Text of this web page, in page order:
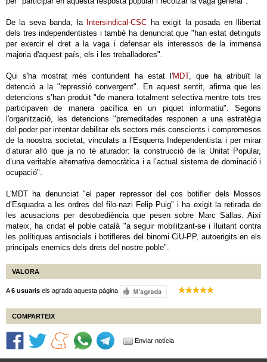
De la seva banda, laIntersindical-CSC ha exigit la posada en llibertat
dels tres independentistes i també ha denunciat que "han estat detinguts
per exercir el dret a la vaga i defensar els interessos de la immensa
majoria d'aquest país, els i les treballadores".
Qui s'ha mostrat més contundent ha estat l'MDT, que ha atribuït la
detenció a la "repressió convergent". En aquest sentit, afirma que les
detencions s’han produit "de manera totalment selectiva mentre tots tres
participaven de manera pacífica en un piquet informatiu". Segons
l'organització, les detencions "premeditades responen a una estratègia
del poder per intentar debilitar els sectors més conscients i compromesos
de la noostra societat, vinculats a l’Esquerra Independentista i per mirar
d’aturar allò que ja no té aturador: la construcció de la Unitat Popular,
d’una veritable alternativa democràtica i a l’actual sistema de dominació i
ocupació".
L'MDT ha denunciat "el paper repressor del cos botifler dels Mossos
d’Esquadra a les ordres del filo-nazi Felip Puig" i ha exigit la retirada de
les acusacions per desobediència que pesen sobre Marc Sallas. Així
mateix, ha cridat el poble català "a seguir mobilitzant-se i lluitant contra
les polítiques antisocials i botifleres del binomi CiU-PP, autoerigits en els
principals enemics dels drets del nostre poble".
VALORA
A6 usuaris els agrada aquesta pàgina
COMPARTEIX
Enviar notícia